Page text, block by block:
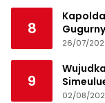
8
Bandar
26/07/
9
02/08/